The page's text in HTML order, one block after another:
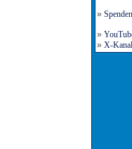
» Spenden
»
» X-